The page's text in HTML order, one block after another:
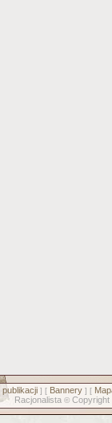
publikacji] [ Bannery] [
Racjonalista © Copyright